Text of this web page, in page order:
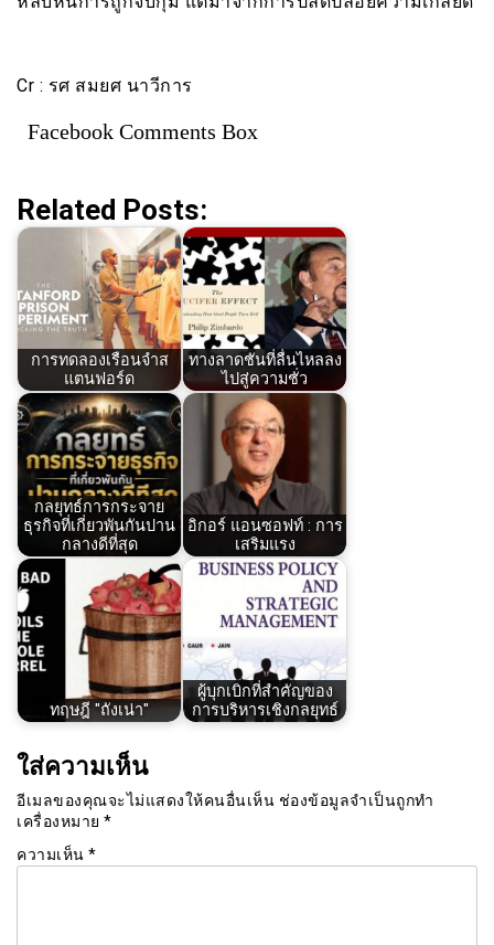
Cr : รศ สมยศ นาวีการ
Facebook Comments Box
Related Posts:
การทดลองเรือนจำส
แตนฟอร์ด
ทางลาดชันที่ลื่นไหลลง
ไปสู่ความชั่ว
กลยุทธ์การกระจาย
ธุรกิจที่เกี่ยวพันกันปาน
กลางดีที่สุด
อิกอร์ แอนซอฟท์ : การ
เสริมแรง
ทฤษฎี "ถังเน่า"
ผู้บุกเบิกที่สำคัญของ
การบริหารเชิงกลยุทธ์
ใส่ความเห็น
อีเมลของคุณจะไม่แสดงให้คนอื่นเห็น ช่องข้อมูลจำเป็นถูกทำ
เครื่องหมาย *
ความเห็น *